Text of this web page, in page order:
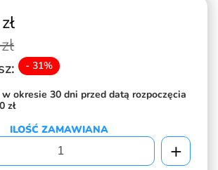
- 31%
okresie 30 dni przed datą rozpoczęcia
zł
ILOŚĆ ZAMAWIANA
+